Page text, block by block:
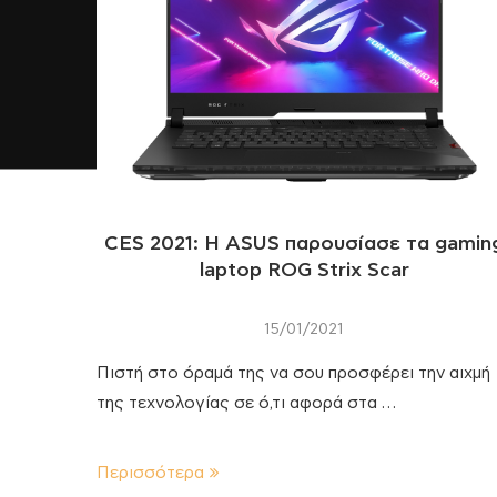
CES 2021: H ASUS παρουσίασε τα
laptop ROG Strix Scar
15/01/2021
Πιστή στο όραμά της να σου προσφέρει την αιχμή
της τεχνολογίας σε ό,τι αφορά στα …
Περισσότερα